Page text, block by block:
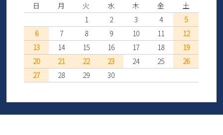
日 月 火 水 木 金
土
1
2 3 4
5
6
7 8 9 10 11
12
13
14 15 16 17 18
19
20
21 22 23 24 25
26
27
28 29 30